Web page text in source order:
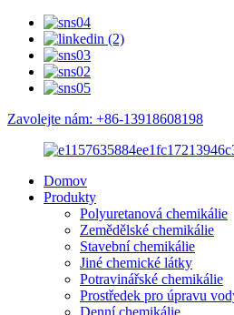
Zavolejte nám: +86-13918608198
Domov
Produkty
Polyuretanová chemikálie
Zemědělské chemikálie
Stavební chemikálie
Jiné chemické látky
Potravinářské chemikálie
Prostředek pro úpravu
Denní chemikálie